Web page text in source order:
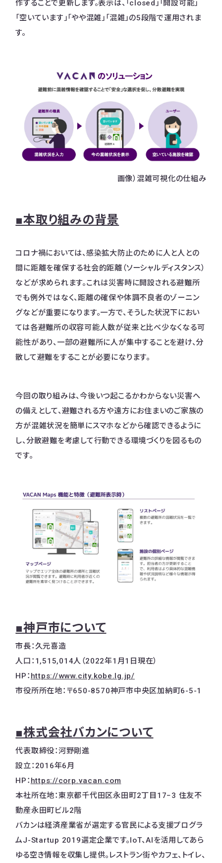
作することで更新します。表示は、「closed」「開設可能」
「空いています」「やや混雑」「混雑」の5段階で運用されま
す。
画像）混雑可視化の仕組み
■本取り組みの背景
コロナ禍においては、感染拡大防止のために人と人との
間に距離を確保する社会的距離（ソーシャルディスタンス）
などが求められます。これは災害時に開設される避難所
でも例外ではなく、距離の確保や体調不良者のゾーニン
グなどが重要になります。一方で、そうした状況下におい
ては各避難所の収容可能人数が従来と比べ少なくなる可
能性があり、一部の避難所に人が集中することを避け、分
散して避難をすることが必要になります。
今回の取り組みは、今後いつ起こるかわからない災害へ
の備えとして、避難される方や遠方にお住まいのご家族の
方が混雑状況を簡単にスマホなどから確認できるように
し、分散避難を考慮して行動できる環境づくりを図るもの
です。
■神戸市について
市長：久元喜造
人口：1,515,014人（2022年1月1日現在）
HP： https://www.city.kobe.lg.jp/
市役所所在地：〒650-8570神戸市中央区加納町6-5-1
■株式会社バカンについて
代表取締役：河野剛進
設立：2016年6月
HP： https://corp.vacan.com
本社所在地：東京都千代田区永田町2丁目17−3 住友不
動産永田町ビル2階
バカンは経済産業省が選定する官民による支援プログラ
ムJ-Startup 2019選定企業です。IoT、AIを活用してあら
ゆる空き情報を収集し提供。レストラン街やカフェ、トイレ、